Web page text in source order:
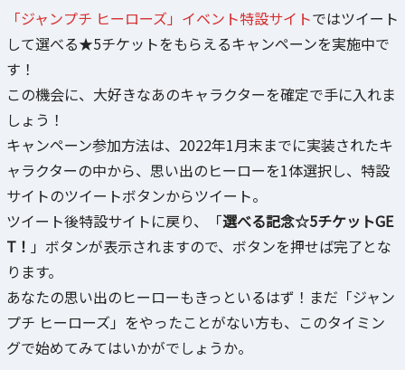
「ジャンプチ ヒーローズ」イベント特設サイトではツイート
して選べる★5チケットをもらえるキャンペーンを実施中で
す！
この機会に、大好きなあのキャラクターを確定で手に入れま
しょう！
キャンペーン参加方法は、2022年1月末までに実装されたキ
ャラクターの中から、思い出のヒーローを1体選択し、特設
サイトのツイートボタンからツイート。
ツイート後特設サイトに戻り、「選べる記念☆5チケットGE
T！ 」ボタンが表示されますので、ボタンを押せば完了とな
ります。
あなたの思い出のヒーローもきっといるはず！まだ「ジャン
プチ ヒーローズ」をやったことがない方も、このタイミン
グで始めてみてはいかがでしょうか。